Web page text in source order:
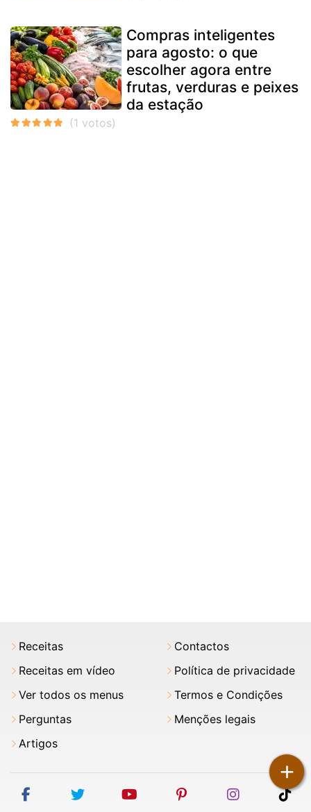
Compras inteligentes
para agosto: o que
escolher agora entre
frutas, verduras e peixes
da estação
+
Receitas
Receitas em vídeo
Ver todos os menus
Perguntas
Artigos
Contactos
Política de privacidade
Termos e Condições
Menções legais
facebooktwitter youtubepinterestinstagram